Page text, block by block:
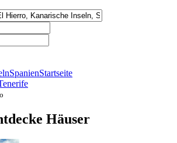
SpanienStartseite
Häuser